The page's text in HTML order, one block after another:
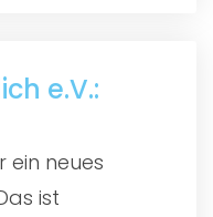
e.V.:
ein neues
ist